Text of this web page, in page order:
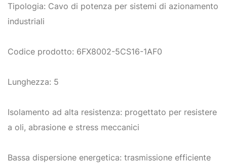
Tipologia: Cavo di potenza per sistemi di azionamento
industriali
Codice prodotto: 6FX8002-5CS16-1AF0
Lunghezza: 5
Isolamento ad alta resistenza: progettato per resistere
a oli, abrasione e stress meccanici
Bassa dispersione energetica: trasmissione efficiente